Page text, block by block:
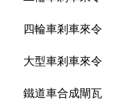
四輪車剎車來令
大型車剎車來令
鐵道車合成閘瓦